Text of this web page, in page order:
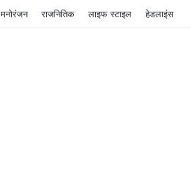
मनोरंजन राजनितिक लाइफ स्टाइल हेडलाइंस